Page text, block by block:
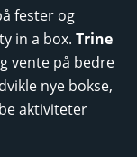
fester og
in a box. Trine
vente på bedre
nye bokse,
aktiviteter